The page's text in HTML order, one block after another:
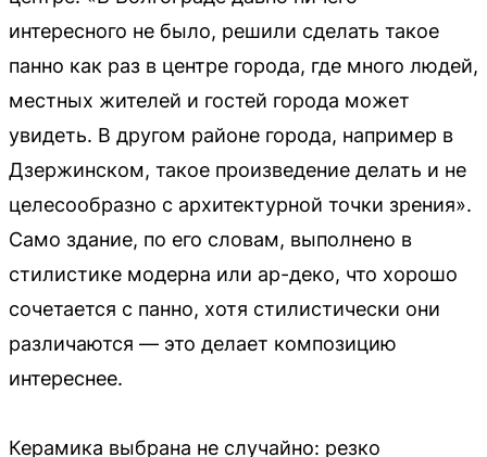
интересного не было, решили сделать такое
панно как раз в центре города, где много людей,
местных жителей и гостей города может
увидеть. В другом районе города, например в
Дзержинском, такое произведение делать и не
целесообразно с архитектурной точки зрения».
Само здание, по его словам, выполнено в
стилистике модерна или ар-деко, что хорошо
сочетается с панно, хотя стилистически они
различаются — это делает композицию
интереснее.
Керамика выбрана не случайно: резко